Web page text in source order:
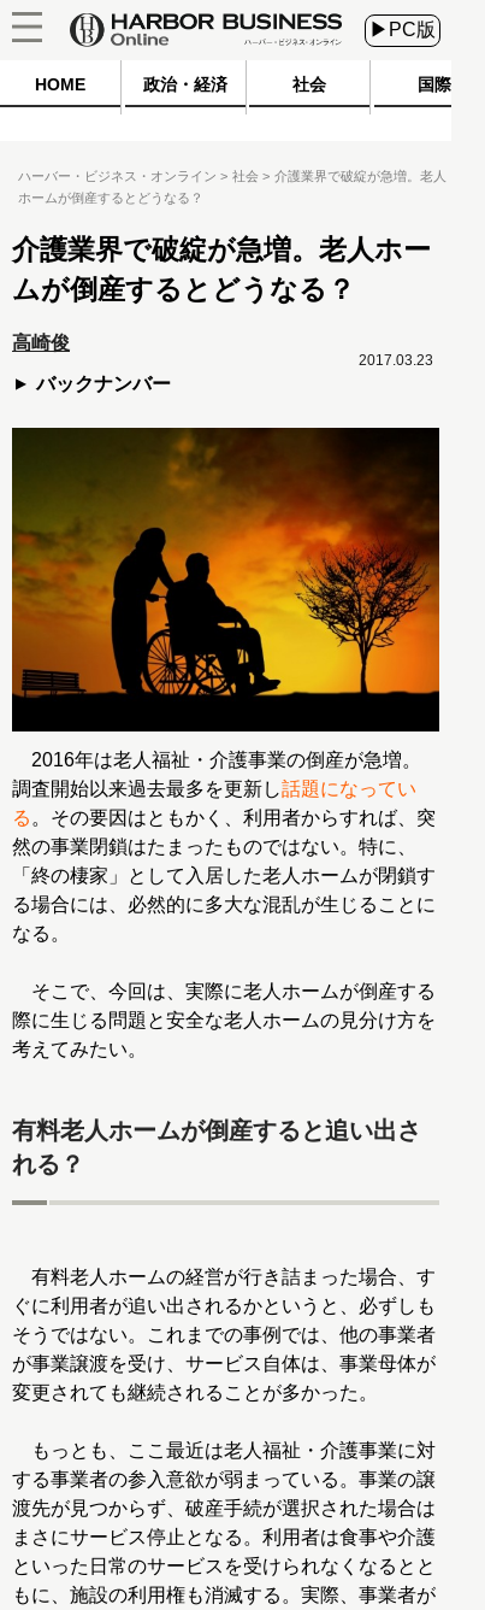
▶PC版
HOME 政治・経済 社会 国際
ハーバー・ビジネス・オンライン 社会
介護業界で破綻が急増。老人
ホームが倒産するとどうなる？
介護業界で破綻が急増。老人ホー
ムが倒産するとどうなる？
高崎俊
バックナンバー
2017.03.23
2016年は老人福祉・介護事業の倒産が急増。
調査開始以来過去最多を更新し話題になってい
る 。その要因はともかく、利用者からすれば、突
然の事業閉鎖はたまったものではない。特に、
「終の棲家」として入居した老人ホームが閉鎖す
る場合には、必然的に多大な混乱が生じることに
なる。
そこで、今回は、実際に老人ホームが倒産する
際に生じる問題と安全な老人ホームの見分け方を
考えてみたい。
有料老人ホームが倒産すると追い出さ
れる？
有料老人ホームの経営が行き詰まった場合、す
ぐに利用者が追い出されるかというと、必ずしも
そうではない。これまでの事例では、他の事業者
が事業譲渡を受け、サービス自体は、事業母体が
変更されても継続されることが多かった。
もっとも、ここ最近は老人福祉・介護事業に対
する事業者の参入意欲が弱まっている。事業の譲
渡先が見つからず、破産手続が選択された場合は
まさにサービス停止となる。利用者は食事や介護
といった日常のサービスを受けられなくなるとと
もに、施設の利用権も消滅する。実際、事業者が